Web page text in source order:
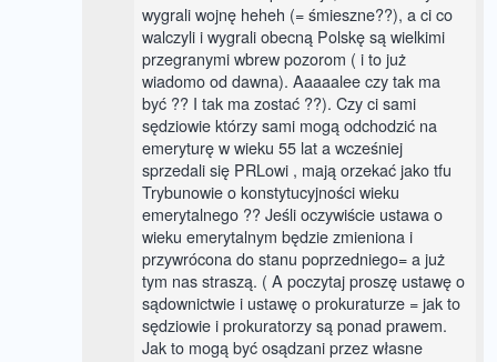
wygrali wojnę heheh (= śmieszne??), a ci co
walczyli i wygrali obecną Polskę są wielkimi
przegranymi wbrew pozorom ( i to już
wiadomo od dawna). Aaaaalee czy tak ma
być ?? I tak ma zostać ??). Czy ci sami
sędziowie którzy sami mogą odchodzić na
emeryturę w wieku 55 lat a wcześniej
sprzedali się PRLowi , mają orzekać jako tfu
Trybunowie o konstytucyjności wieku
emerytalnego ?? Jeśli oczywiście ustawa o
wieku emerytalnym będzie zmieniona i
przywrócona do stanu poprzedniego= a już
tym nas straszą. ( A poczytaj proszę ustawę o
sądownictwie i ustawę o prokuraturze = jak to
sędziowie i prokuratorzy są ponad prawem.
Jak to mogą być osądzani przez własne